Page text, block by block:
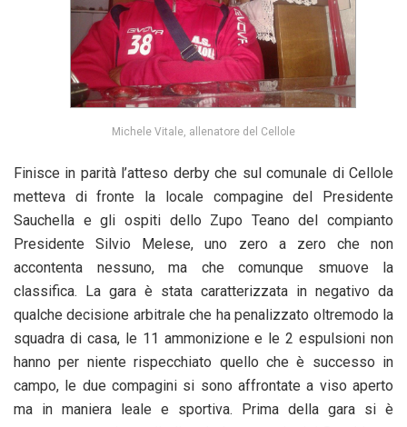
Michele Vitale, allenatore del Cellole
Finisce in parità l’atteso derby che sul comunale di Cellole
metteva di fronte la locale compagine del Presidente
Sauchella e gli ospiti dello Zupo Teano del compianto
Presidente Silvio Melese, uno zero a zero che non
accontenta nessuno, ma che comunque smuove la
classifica. La gara è stata caratterizzata in negativo da
qualche decisione arbitrale che ha penalizzato oltremodo la
squadra di casa, le 11 ammonizione e le 2 espulsioni non
hanno per niente rispecchiato quello che è successo in
campo, le due compagini si sono affrontate a viso aperto
ma in maniera leale e sportiva. Prima della gara si è